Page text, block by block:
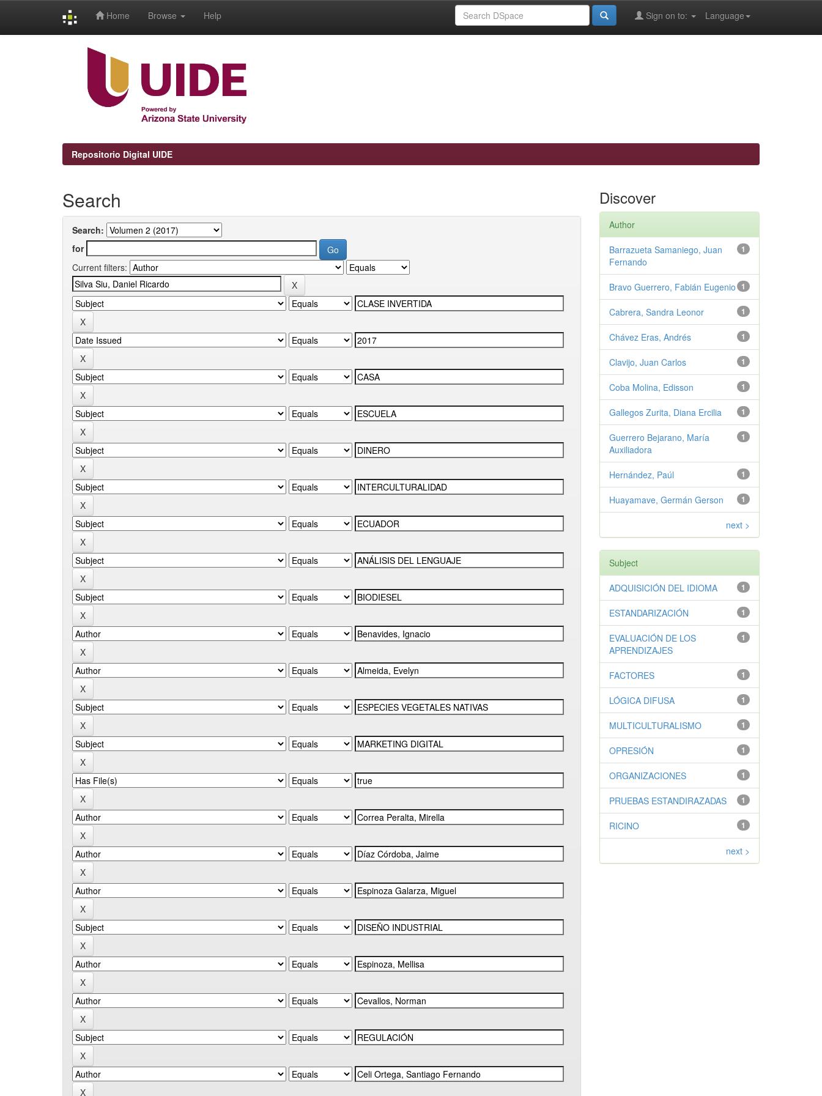
Home Browse Help Language
Sign on to:
Repositorio Digital UIDE
Search
Search:
for
Current filters:
Discover
Author
1
Barrazueta Samaniego, Juan
Fernando
1
Bravo Guerrero, Fabián Eugenio
1
Cabrera, Sandra Leonor
1
Chávez Eras, Andrés
1
Clavijo, Juan Carlos
1
Coba Molina, Edisson
1
Gallegos Zurita, Diana Ercilia
1
Guerrero Bejarano, María
Auxiliadora
1
Hernández, Paúl
1
Huayamave, Germán Gerson
next >
Subject
1
ADQUISICIÓN DEL IDIOMA
1
ESTANDARIZACIÓN
1
EVALUACIÓN DE LOS
APRENDIZAJES
1
FACTORES
1
LÓGICA DIFUSA
1
MULTICULTURALISMO
1
OPRESIÓN
1
ORGANIZACIONES
1
PRUEBAS ESTANDIRAZADAS
1
RICINO
next >